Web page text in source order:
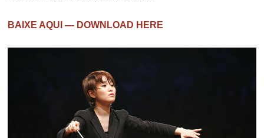
BAIXE AQUI — DOWNLOAD HERE